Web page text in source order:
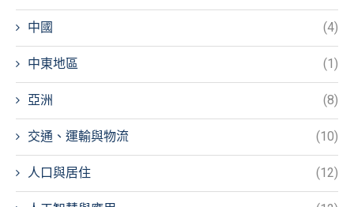
中國 (4)
中東地區 (1)
亞洲 (8)
交通、運輸與物流 (10)
人口與居住 (12)